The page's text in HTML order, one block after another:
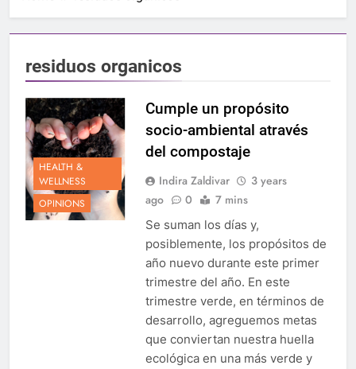
residuos organicos
HEALTH &
WELLNESS
OPINIONS
Cumple un propósito
socio-ambiental através
del compostaje
Indira Zaldivar
3 years
ago
0 7 mins
Se suman los días y,
posiblemente, los propósitos de
año nuevo durante este primer
trimestre del año. En este
trimestre verde, en términos de
desarrollo, agreguemos metas
que conviertan nuestra huella
ecológica en una más verde y